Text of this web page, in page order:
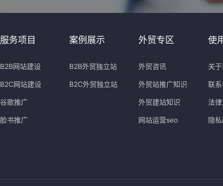
服务项目
B2B网站建设
B2C网站建设
谷歌推广
脸书推广
案例展示
B2B外贸独立站
B2C外贸独立站
外贸专区
外贸咨讯
外贸站推广知识
外贸建站知识
网站运营seo
使
关
联
法
隐